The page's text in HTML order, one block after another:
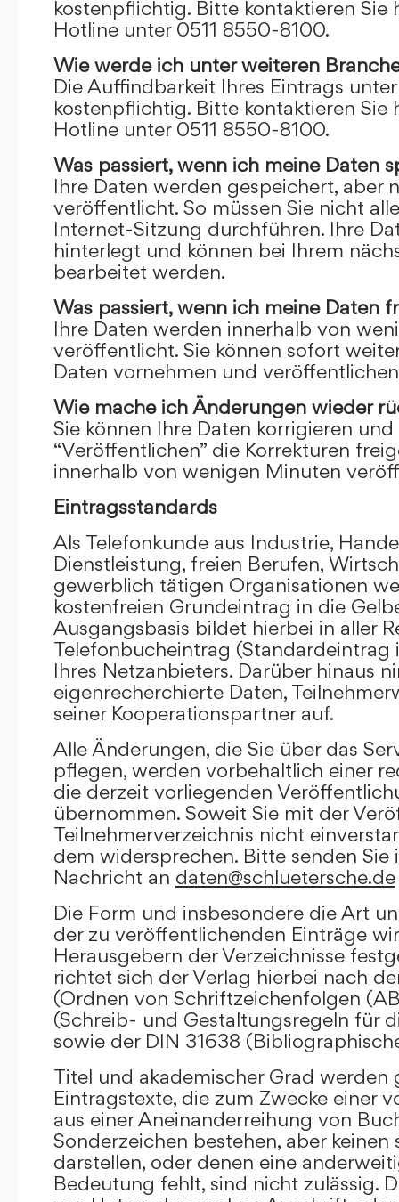
kostenpflichtig. Bitte kontaktieren Sie
Hotline unter 0511 8550-8100.
Wie werde ich unter weiteren
Die Auffindbarkeit Ihres Eintrags
kostenpflichtig. Bitte kontaktieren Sie
Hotline unter 0511 8550-8100.
Was passiert, wenn ich meine Daten
Ihre Daten werden gespeichert, aber
veröffentlicht. So müssen Sie nicht
Internet-Sitzung durchführen. Ihre
hinterlegt und können bei Ihrem
bearbeitet werden.
Was passiert, wenn ich meine Daten
Ihre Daten werden innerhalb von
veröffentlicht. Sie können sofort
Daten vornehmen und
Wie mache ich Änderungen wieder
Sie können Ihre Daten korrigieren
“Veröffentlichen” die Korrekturen
innerhalb von wenigen Minuten
Eintragsstandards
Als Telefonkunde aus Industrie,
Dienstleistung, freien Berufen,
gewerblich tätigen Organisationen
kostenfreien Grundeintrag in die
Ausgangsbasis bildet hierbei in aller
Telefonbucheintrag (Standardeintrag
Ihres Netzanbieters. Darüber hinaus
eigenrecherchierte Daten,
seiner Kooperationspartner auf.
Alle Änderungen, die Sie über das
pflegen, werden vorbehaltlich einer
die derzeit vorliegenden
übernommen. Soweit Sie mit der
Teilnehmerverzeichnis nicht
dem widersprechen. Bitte senden Sie
Nachricht an daten@schluetersche.de
Die Form und insbesondere die Art
der zu veröffentlichenden Einträge
Herausgebern der Verzeichnisse
richtet sich der Verlag hierbei nach
(Ordnen von Schriftzeichenfolgen
(Schreib- und Gestaltungsregeln für
sowie der DIN 31638
Titel und akademischer Grad werden
Eintragstexte, die zum Zwecke einer
aus einer Aneinanderreihung von
Sonderzeichen bestehen, aber keinen
darstellen, oder denen eine
Bedeutung fehlt, sind nicht zulässig.